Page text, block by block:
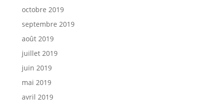
octobre 2019
septembre 2019
août 2019
juillet 2019
juin 2019
mai 2019
avril 2019